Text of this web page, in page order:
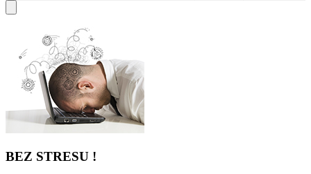
BEZ STRESU !